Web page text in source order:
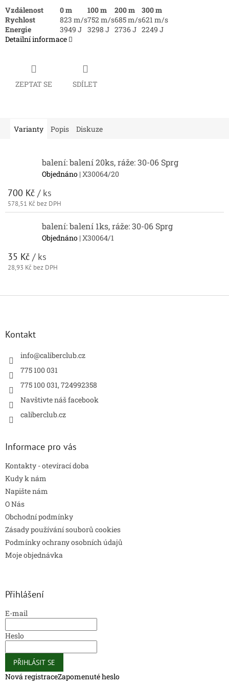
Vzdálenost
0 m 100 m 200 m
300 m
Rychlost
823 m/s752 m/s685 m/s621 m/s
Energie
3949 J 3298 J 2736 J 2249 J
Detailní informace
ZEPTAT SE SDÍLET
Varianty Popis Diskuze
balení: balení 20ks, ráže: 30-06 Sprg
Objednáno | X30064/20
700 Kč / ks
578,51 Kč bez DPH
balení: balení 1ks, ráže: 30-06 Sprg
Objednáno | X30064/1
35 Kč / ks
28,93 Kč bez DPH
Z
Kontakt
info@caliberclub.cz
775 100 031
775 100 031, 724992358
Navštivte náš facebook
caliberclub.cz
Informace pro vás
Kontakty - otevírací doba
Kudy k nám
Napište nám
O Nás
Obchodní podmínky
Zásady používání souborů cookies
Podmínky ochrany osobních údajů
Moje objednávka
Přihlášení
E-mail
Heslo
PŘIHLÁSIT SE
Nová registraceZapomenuté heslo